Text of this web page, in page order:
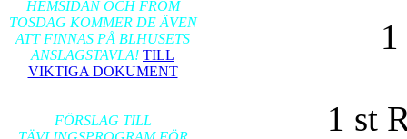
HEMSIDAN OCH FROM
TOSDAG KOMMER DE ÄVEN
ATT FINNAS PÅ BLHUSETS
ANSLAGSTAVLA! TILL
VIKTIGA DOKUMENT
FÖRSLAG TILL
1 st